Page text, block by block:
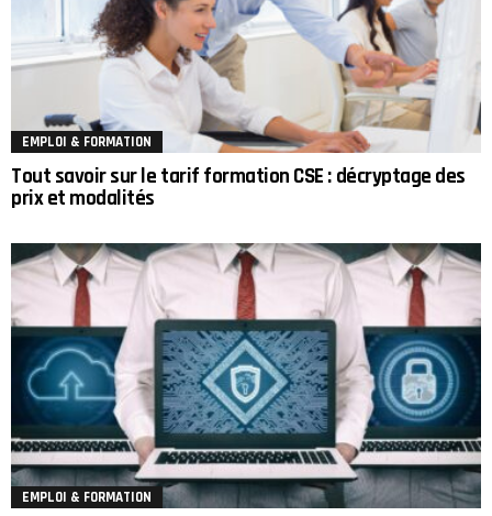
EMPLOI & FORMATION
Tout savoir sur le tarif formation CSE : décryptage des
prix et modalités
EMPLOI & FORMATION